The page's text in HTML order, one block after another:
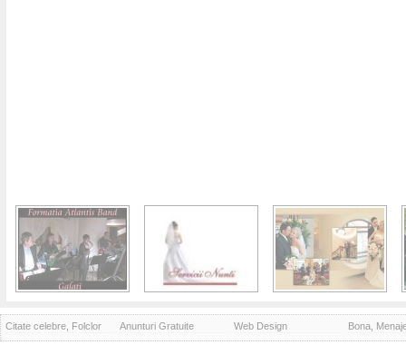
Citate celebre, Folclor Anunturi Gratuite Web Design Bona,